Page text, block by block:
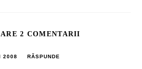
2 COMENTARII
2008 RĂSPUNDE